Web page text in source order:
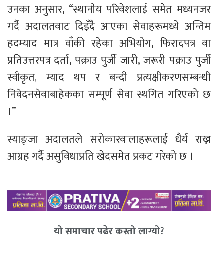
उनका अनुसार, “स्थानीय परिवेशलाई समेत मध्यनजर
गर्दै अदालतवाट दिइँदै आएका सेवाहरूमध्ये अन्तिम
हदम्याद मात्र वाँकी रहेका अभियोग, फिरादपत्र वा
प्रतिउत्तरपत्र दर्ता, पक्राउ पुर्जी जारी, जरूरी पक्राउ पुर्जी
स्वीकृत, म्याद थप र बन्दी प्रत्यक्षीकरणसम्बन्धी
निवेदनसेवाबाहेकका सम्पूर्ण सेवा स्थगित गरिएको छ
।”
स्याङ्जा अदालतले सरोकारवालाहरूलाई धैर्य राख्न
आग्रह गर्दै असुविधाप्रति खेदसमेत प्रकट गरेको छ ।
यो समाचार पढेर कस्तो लाग्यो?